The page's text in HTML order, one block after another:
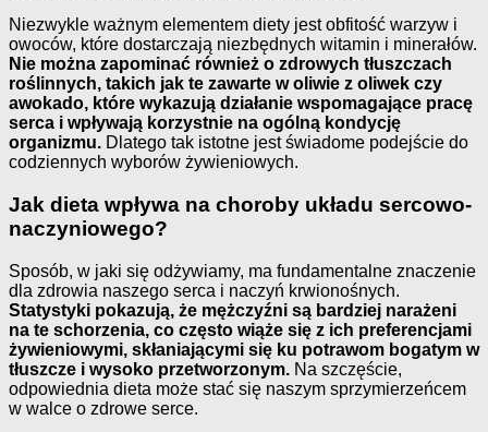
Niezwykle ważnym elementem diety jest obfitość warzyw i
owoców, które dostarczają niezbędnych witamin i minerałów.
Nie można zapominać również o zdrowych tłuszczach
roślinnych, takich jak te zawarte w oliwie z oliwek czy
awokado, które wykazują działanie wspomagające pracę
serca i wpływają korzystnie na ogólną kondycję
organizmu. Dlatego tak istotne jest świadome podejście do
codziennych wyborów żywieniowych.
Jak dieta wpływa na choroby układu sercowo-
naczyniowego?
Sposób, w jaki się odżywiamy, ma fundamentalne znaczenie
dla zdrowia naszego serca i naczyń krwionośnych.
Statystyki pokazują, że mężczyźni są bardziej narażeni
na te schorzenia, co często wiąże się z ich preferencjami
żywieniowymi, skłaniającymi się ku potrawom bogatym w
tłuszcze i wysoko przetworzonym. Na szczęście,
odpowiednia dieta może stać się naszym sprzymierzeńcem
w walce o zdrowe serce.